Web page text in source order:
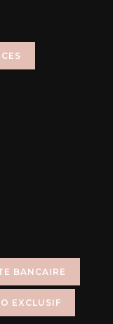
BANCAIRE
EXCLUSIF